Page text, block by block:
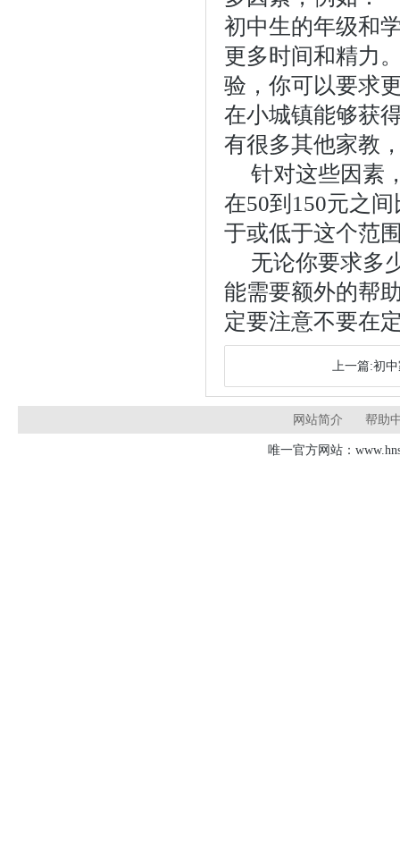
初中生的年级和
更多时间和精力
验，你可以要求
在小城镇能够获
有很多其他家教
针对这些因素
在50到150元之
于或低于这个范
无论你要求多
能需要额外的帮
定要注意不要在
上一篇:初
网站简介 帮助
唯一官方网站：